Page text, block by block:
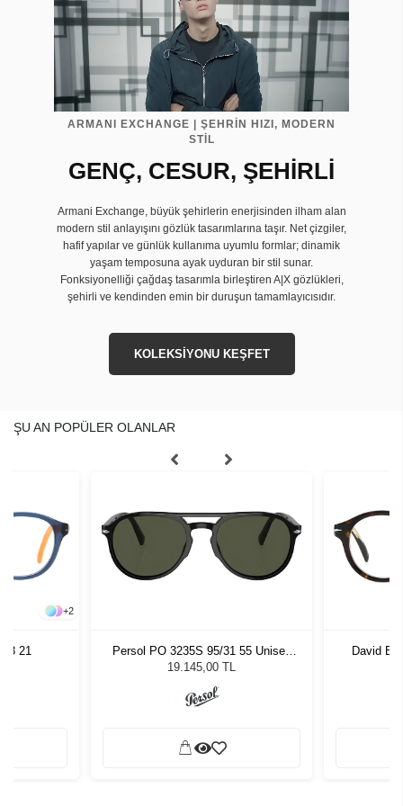
ARMANI EXCHANGE | ŞEHRİN HIZI, MODERN
STİL
GENÇ, CESUR, ŞEHİRLİ
Armani Exchange, büyük şehirlerin enerjisinden ilham alan
modern stil anlayışını gözlük tasarımlarına taşır. Net çizgiler,
hafif yapılar ve günlük kullanıma uyumlu formlar; dinamik
yaşam temposuna ayak uyduran bir stil sunar.
Fonksiyonelliği çağdaş tasarımla birleştiren A|X gözlükleri,
şehirli ve kendinden emin bir duruşun tamamlayıcısıdır.
KOLEKSİYONU KEŞFET
ŞU AN POPÜLER OLANLAR
+2
21
Persol PO 3235S 95/31 55 Unisex
Güneş Gözlüğü
19.145,00 TL
David